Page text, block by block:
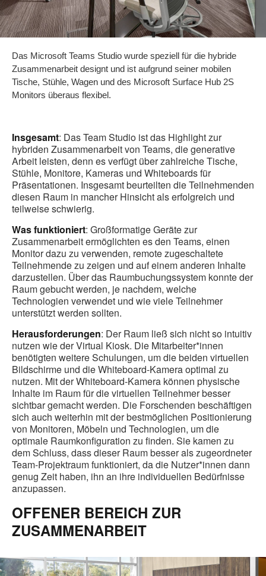
Das Microsoft Teams Studio wurde speziell für die hybride
Zusammenarbeit designt und ist aufgrund seiner mobilen
Tische, Stühle, Wagen und des Microsoft Surface Hub 2S
Monitors überaus flexibel.
Insgesamt: Das Team Studio ist das Highlight zur
hybriden Zusammenarbeit von Teams, die generative
Arbeit leisten, denn es verfügt über zahlreiche Tische,
Stühle, Monitore, Kameras und Whiteboards für
Präsentationen. Insgesamt beurteilten die Teilnehmenden
diesen Raum in mancher Hinsicht als erfolgreich und
teilweise schwierig.
Was funktioniert: Großformatige Geräte zur
Zusammenarbeit ermöglichten es den Teams, einen
Monitor dazu zu verwenden, remote zugeschaltete
Teilnehmende zu zeigen und auf einem anderen Inhalte
darzustellen. Über das Raumbuchungssystem konnte der
Raum gebucht werden, je nachdem, welche
Technologien verwendet und wie viele Teilnehmer
unterstützt werden sollten.
Herausforderungen: Der Raum ließ sich nicht so intuitiv
nutzen wie der Virtual Kiosk. Die Mitarbeiter*innen
benötigten weitere Schulungen, um die beiden virtuellen
Bildschirme und die Whiteboard-Kamera optimal zu
nutzen. Mit der Whiteboard-Kamera können physische
Inhalte im Raum für die virtuellen Teilnehmer besser
sichtbar gemacht werden. Die Forschenden beschäftigen
sich auch weiterhin mit der bestmöglichen Positionierung
von Monitoren, Möbeln und Technologien, um die
optimale Raumkonfiguration zu finden. Sie kamen zu
dem Schluss, dass dieser Raum besser als zugeordneter
Team-Projektraum funktioniert, da die Nutzer*innen dann
genug Zeit haben, ihn an ihre individuellen Bedürfnisse
anzupassen.
OFFENER BEREICH ZUR
ZUSAMMENARBEIT